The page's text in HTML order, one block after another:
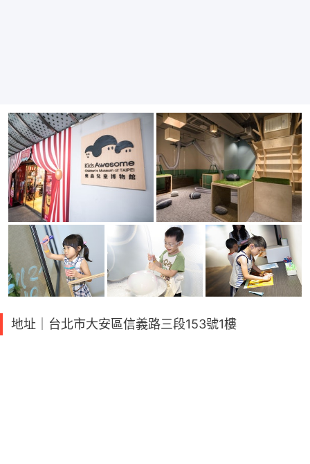
地址｜台北市大安區信義路三段153號1樓